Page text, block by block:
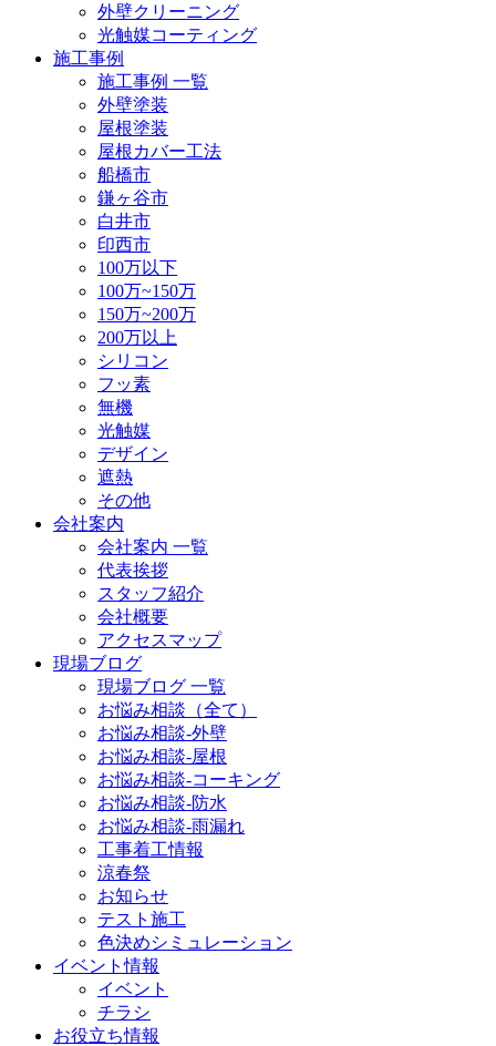
外壁クリーニング
光触媒コーティング
施工事例
施工事例 一覧
外壁塗装
屋根塗装
屋根カバー工法
船橋市
鎌ヶ谷市
白井市
印西市
100万以下
100万~150万
150万~200万
200万以上
シリコン
フッ素
無機
光触媒
デザイン
遮熱
その他
会社案内
会社案内 一覧
代表挨拶
スタッフ紹介
会社概要
アクセスマップ
現場ブログ
現場ブログ 一覧
お悩み相談（全て）
お悩み相談-外壁
お悩み相談-屋根
お悩み相談-コーキング
お悩み相談-防水
お悩み相談-雨漏れ
工事着工情報
涼春祭
お知らせ
テスト施工
色決めシミュレーション
イベント情報
イベント
チラシ
お役立ち情報